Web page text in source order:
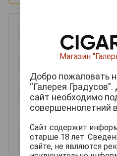
Магазин
Добро пожаловать
“Галерея
сайт необходимо
совершеннолетний
Сайт содержит
старше 18 лет.
сайте, не являются